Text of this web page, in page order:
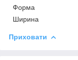
Форма
Ширина
Приховати